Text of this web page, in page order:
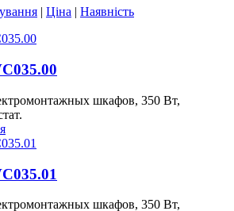
| Ціна | Наявність
шкафов, 350 Вт,
шкафов, 350 Вт,